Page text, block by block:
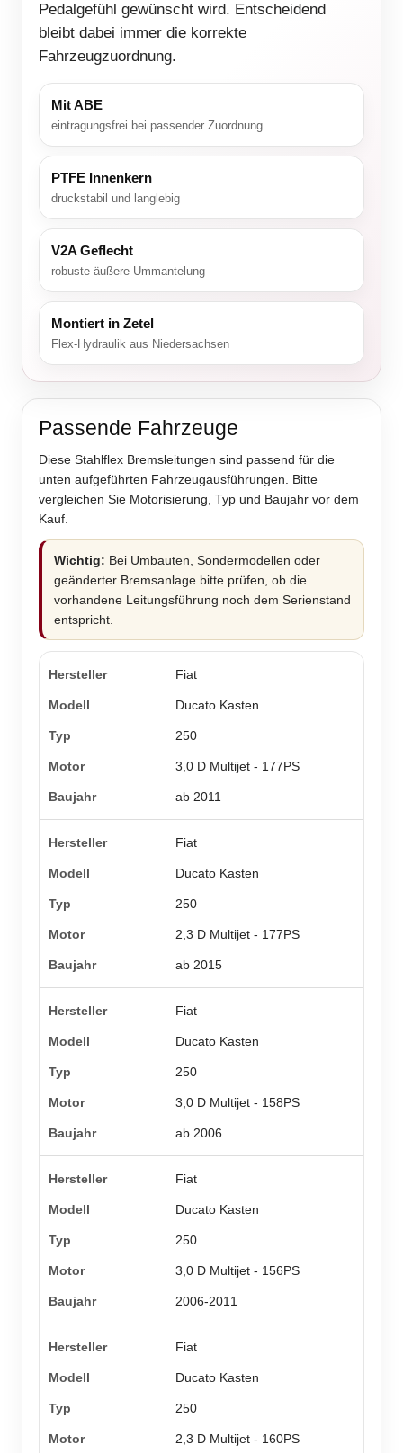
Pedalgefühl gewünscht wird. Entscheidend
bleibt dabei immer die korrekte
Fahrzeugzuordnung.
Mit ABE
eintragungsfrei bei passender Zuordnung
PTFE Innenkern
druckstabil und langlebig
V2A Geflecht
robuste äußere Ummantelung
Montiert in Zetel
Flex-Hydraulik aus Niedersachsen
Passende Fahrzeuge
Diese Stahlflex Bremsleitungen sind passend für die
unten aufgeführten Fahrzeugausführungen. Bitte
vergleichen Sie Motorisierung, Typ und Baujahr vor dem
Kauf.
Wichtig: Bei Umbauten, Sondermodellen oder
geänderter Bremsanlage bitte prüfen, ob die
vorhandene Leitungsführung noch dem Serienstand
entspricht.
Fiat
Ducato Kasten
250
3,0 D Multijet - 177PS
ab 2011
Fiat
Ducato Kasten
250
2,3 D Multijet - 177PS
ab 2015
Fiat
Ducato Kasten
250
3,0 D Multijet - 158PS
ab 2006
Fiat
Ducato Kasten
250
3,0 D Multijet - 156PS
2006-2011
Fiat
Ducato Kasten
250
2,3 D Multijet - 160PS